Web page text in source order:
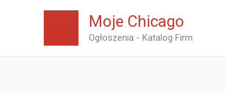
Moje Chicago
Ogłoszenia - Katalog Firm